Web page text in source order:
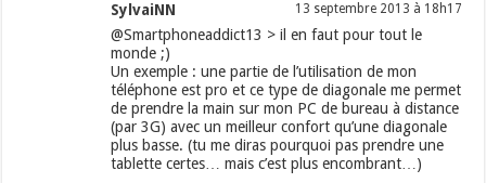
SylvaiNN 13 septembre 2013 à 18h17
@Smartphoneaddict13 > il en faut pour tout le
monde ;)
Un exemple : une partie de l’utilisation de mon
téléphone est pro et ce type de diagonale me permet
de prendre la main sur mon PC de bureau à distance
(par 3G) avec un meilleur confort qu’une diagonale
plus basse. (tu me diras pourquoi pas prendre une
tablette certes… mais c’est plus encombrant…)